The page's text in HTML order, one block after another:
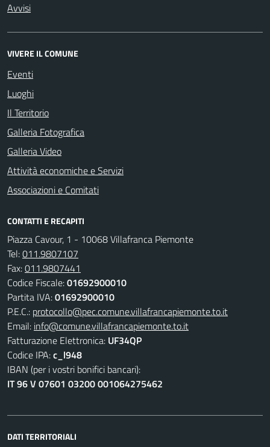
Avvisi
VIVERE IL COMUNE
Eventi
Luoghi
Il Territorio
Galleria Fotografica
Galleria Video
Attività economiche e Servizi
Associazioni e Comitati
CONTATTI E RECAPITI
Piazza Cavour, 1 - 10068 Villafranca Piemonte
Tel:011.9807107
Fax:011.9807441
Codice Fiscale:01692900010
Partita IVA:01692900010
P.E.C.: protocollo@pec.comune.villafrancapiemonte.to.it
Email: info@comune.villafrancapiemonte.to.it
Fatturazione Elettronica: UF34QP
Codice IPA:c_l948
IBAN (per i vostri bonifici bancari):
IT 96 V 07601 03200 001064275462
DATI TERRITORIALI